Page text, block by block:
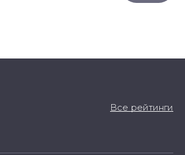
Все рейтинги